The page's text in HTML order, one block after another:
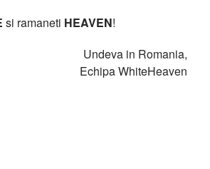
si ramaneti HEAVEN!
Undeva in Romania,
Echipa WhiteHeaven